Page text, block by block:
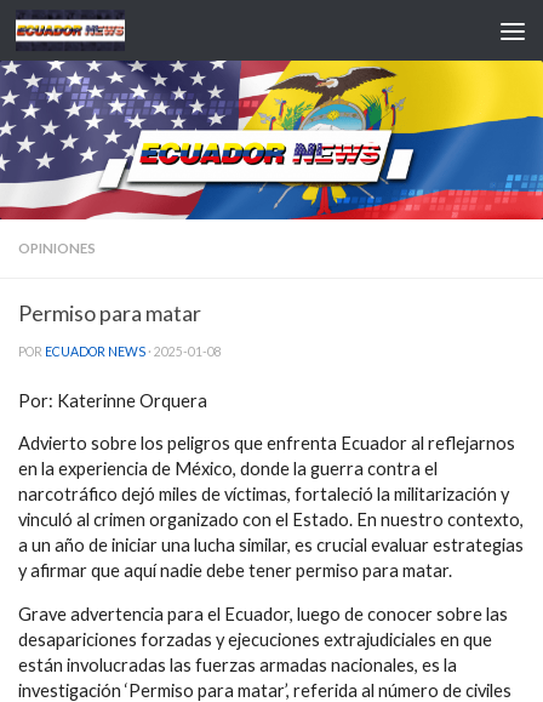
Saltar al contenido
OPINIONES
Permiso para matar
POR ECUADOR NEWS · 2025-01-08
Por: Katerinne Orquera
Advierto sobre los peligros que enfrenta Ecuador al reflejarnos
en la experiencia de México, donde la guerra contra el
narcotráfico dejó miles de víctimas, fortaleció la militarización y
vinculó al crimen organizado con el Estado. En nuestro contexto,
a un año de iniciar una lucha similar, es crucial evaluar estrategias
y afirmar que aquí nadie debe tener permiso para matar.
Grave advertencia para el Ecuador, luego de conocer sobre las
desapariciones forzadas y ejecuciones extrajudiciales en que
están involucradas las fuerzas armadas nacionales, es la
investigación ‘Permiso para matar’, referida al número de civiles